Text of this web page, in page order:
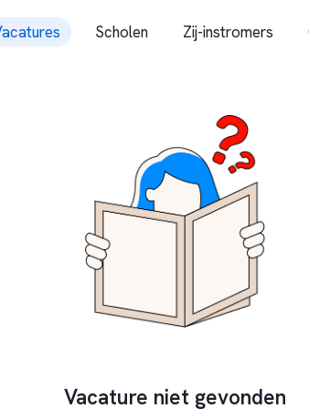
Scholen Zij-instromers
Vacature niet gevonden